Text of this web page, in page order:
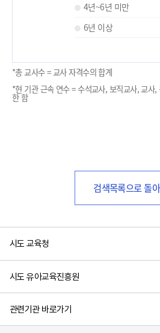
4년~6년 미만
6년 이상
*총 교사수 = 교사 자격수의 합계
*현 기관 근속 연수 = 수석교사, 보직교사, 교사
한 함
검색목록으로 돌
시도 교육청
시도 유아교육진흥원
관련기관 바로가기